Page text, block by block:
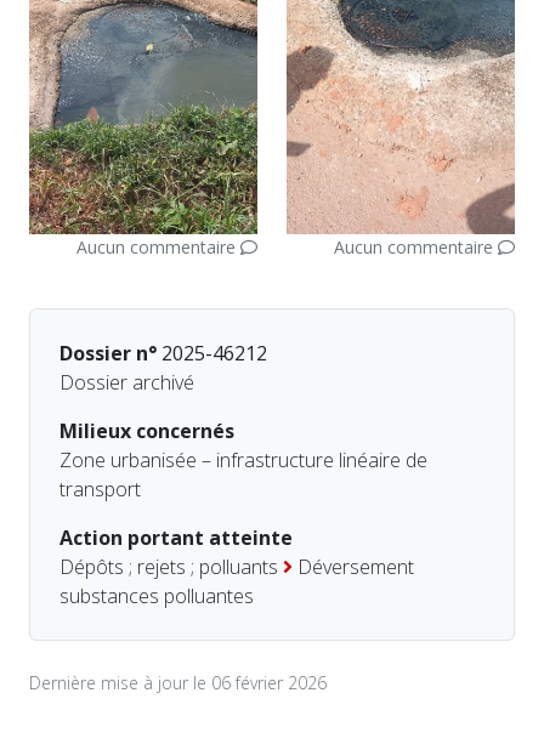
Aucun commentaire Aucun commentaire
Dossier n° 2025-46212
Dossier archivé
Milieux concernés
Zone urbanisée – infrastructure linéaire de
transport
Action portant atteinte
Dépôts ; rejets ; polluants
Déversement
substances polluantes
Dernière mise à jour le 06 février 2026